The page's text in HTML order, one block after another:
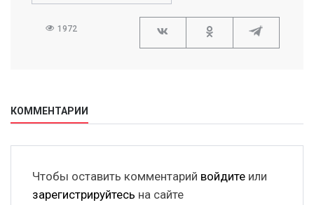
1972
КОММЕНТАРИИ
Чтобы оставить комментарий войдите или
зарегистрируйтесь на сайте